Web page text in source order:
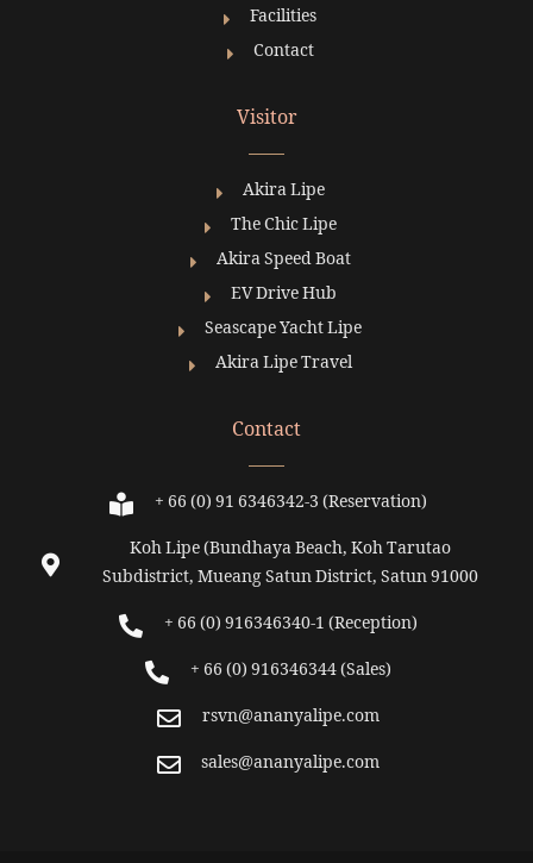
Facilities
Contact
Visitor
Akira Lipe
The Chic Lipe
Akira Speed Boat
EV Drive Hub
Seascape Yacht Lipe
Akira Lipe Travel
Contact
+ 66 (0) 91 6346342-3 (Reservation)
Koh Lipe (Bundhaya Beach, Koh Tarutao
Subdistrict, Mueang Satun District, Satun 91000
+ 66 (0) 916346340-1 (Reception)
+ 66 (0) 916346344 (Sales)
rsvn@ananyalipe.com
sales@ananyalipe.com